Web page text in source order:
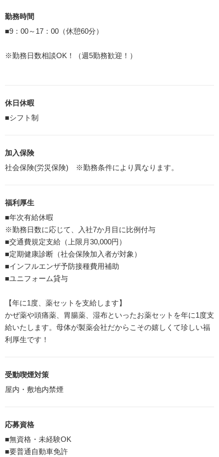
勤務時間
■9：00～17：00（休憩60分）
※勤務日数相談OK！（週5勤務歓迎！）
休日休暇
■シフト制
加入保険
社会保険(労災保険) ※勤務条件により異なります。
福利厚生
■年次有給休暇
※勤務日数に応じて、入社7か月目に比例付与
■交通費規定支給（上限月30,000円）
■定期健康診断（社会保険加入者が対象）
■インフルエンザ予防接種費用補助
■ユニフォーム貸与
【年に1度、薬セットを支給します】
かぜ薬や頭痛薬、胃腸薬、湿布といったお薬セットを年に1度支
給いたします。母体が製薬会社だからこその嬉しくて珍しい福
利厚生です！
受動喫煙対策
屋内・敷地内禁煙
応募資格
■無資格・未経験OK
■要普通自動車免許